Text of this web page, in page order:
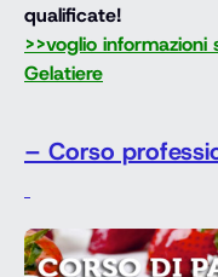
qualificate!
>>voglio
Gelatiere
– Corso